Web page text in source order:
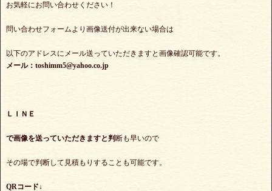
お気軽にお問い合わせください！
問い合わせフォームより画像送付が出来ない場合は
以下のアドレスにメール送っていただきますと画像確認可能です。
メール：toshimm5@yahoo.co.jp
ＬＩＮＥ
で画像を送っていただきますと判 断も早いので
その場で判断して見積もりすることも可能です。
QRコード↓